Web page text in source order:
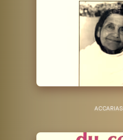
ACCARIAS